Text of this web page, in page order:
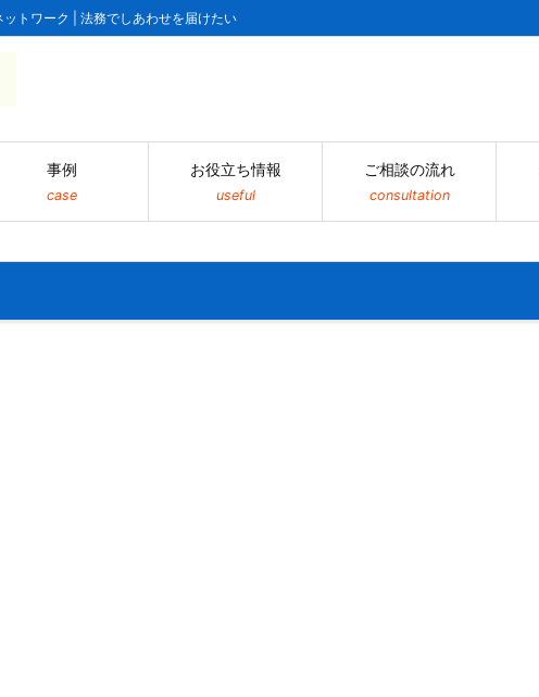
事例
case
お役立ち情報
useful
ご相談の流れ
consultation
トワーク | 法務でしあわせを届けたい